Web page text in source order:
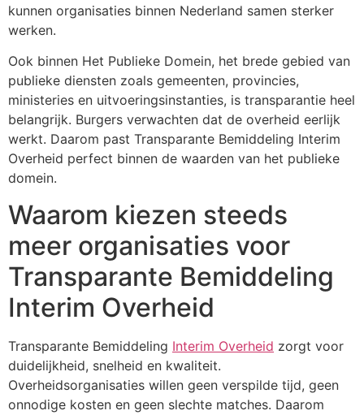
kunnen organisaties binnen Nederland samen sterker
werken.
Ook binnen Het Publieke Domein, het brede gebied van
publieke diensten zoals gemeenten, provincies,
ministeries en uitvoeringsinstanties, is transparantie heel
belangrijk. Burgers verwachten dat de overheid eerlijk
werkt. Daarom past Transparante Bemiddeling Interim
Overheid perfect binnen de waarden van het publieke
domein.
Waarom kiezen steeds
meer organisaties voor
Transparante Bemiddeling
Interim Overheid
Transparante Bemiddeling Interim Overheid zorgt voor
duidelijkheid, snelheid en kwaliteit.
Overheidsorganisaties willen geen verspilde tijd, geen
onnodige kosten en geen slechte matches. Daarom